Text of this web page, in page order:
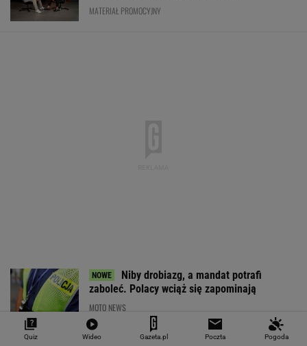
MATERIAŁ PROMOCYJNY
Niby drobiazg, a mandat potrafi
zaboleć. Polacy wciąż się zapominają
MOTO NEWS
Quiz Wideo Gazeta.pl Poczta Pogoda